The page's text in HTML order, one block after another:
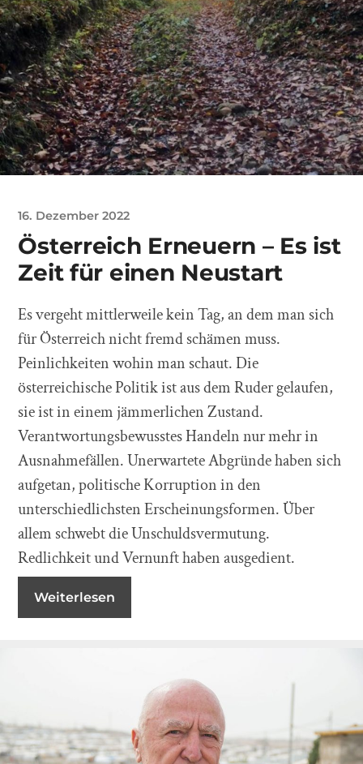
16. Dezember 2022
Österreich Erneuern – Es ist
Zeit für einen Neustart
Es vergeht mittlerweile kein Tag, an dem man sich
für Österreich nicht fremd schämen muss.
Peinlichkeiten wohin man schaut. Die
österreichische Politik ist aus dem Ruder gelaufen,
sie ist in einem jämmerlichen Zustand.
Verantwortungsbewusstes Handeln nur mehr in
Ausnahmefällen. Unerwartete Abgründe haben sich
aufgetan, politische Korruption in den
unterschiedlichsten Erscheinungsformen. Über
allem schwebt die Unschuldsvermutung.
Redlichkeit und Vernunft haben ausgedient.
Weiterlesen